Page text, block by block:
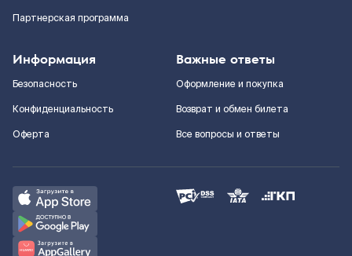
Партнерская программа
Информация
Безопасность
Конфиденциальность
Оферта
Важные ответы
Оформление и покупка
Возврат и обмен билета
Все вопросы и ответы